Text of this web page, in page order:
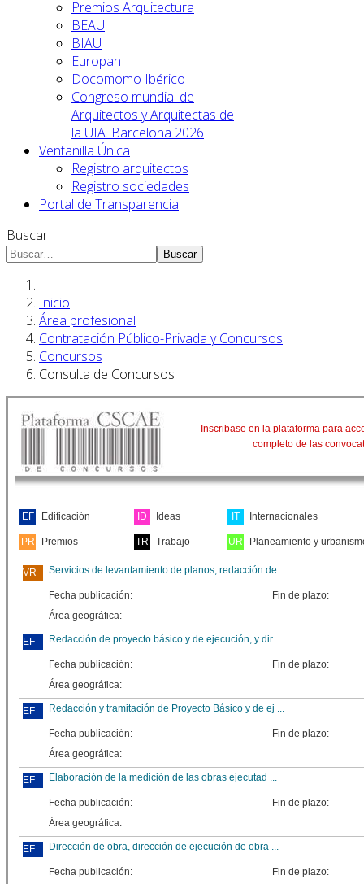
Premios Arquitectura
BEAU
BIAU
Europan
Docomomo Ibérico
Congreso mundial de
Arquitectos y Arquitectas de
la UIA. Barcelona 2026
Ventanilla Única
Registro arquitectos
Registro sociedades
Portal de Transparencia
Buscar
Buscar
Inicio
Área profesional
Contratación Público-Privada y Concursos
Concursos
Consulta de Concursos